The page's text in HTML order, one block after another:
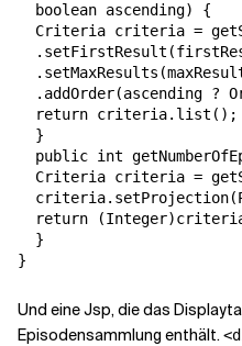
  boolean ascending) {
Criteria criteria =
.addOrder(ascending ?
  return criteria.list();
  }
public int
Criteria criteria =
return
  }
Und eine Jsp, die das
Episodensammlung enthält.